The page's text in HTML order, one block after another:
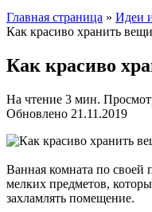
Главная страница » Идеи
Как красиво хранить
Как красиво
На чтение 3 мин.
Обновлено 21.11.2019
Ванная комната по своей
мелких предметов,
захламлять помещение.